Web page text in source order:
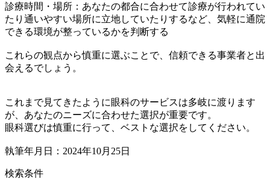
診療時間・場所：あなたの都合に合わせて診療が行われてい
たり通いやすい場所に立地していたりするなど、気軽に通院
できる環境が整っているかを判断する
これらの観点から慎重に選ぶことで、信頼できる事業者と出
会えるでしょう。
これまで見てきたように眼科のサービスは多岐に渡ります
が、あなたのニーズに合わせた選択が重要です。
眼科選びは慎重に行って、ベストな選択をしてください。
執筆年月日：2024年10月25日
検索条件